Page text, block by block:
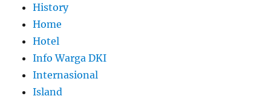
History
Home
Hotel
Info Warga DKI
Internasional
Island